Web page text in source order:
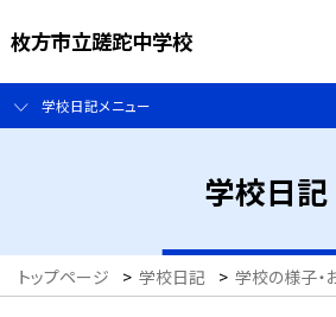
枚方市立蹉跎中学校
学校日記メニュー
学校日記
トップページ > 学校日記 > 学校の様子・